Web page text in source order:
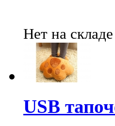
Нет на складе
USB